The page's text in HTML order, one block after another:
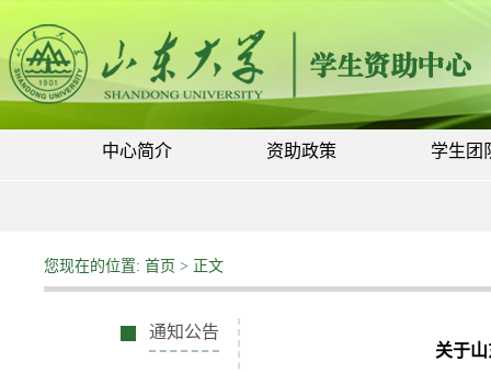
中心简介 资助政策 学生团
您现在的位置: 首页 > 正文
通知公告
关于